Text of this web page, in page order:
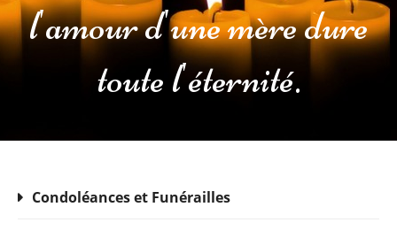
l'amour d'une mère dure
toute l'éternité.
Condoléances et Funérailles